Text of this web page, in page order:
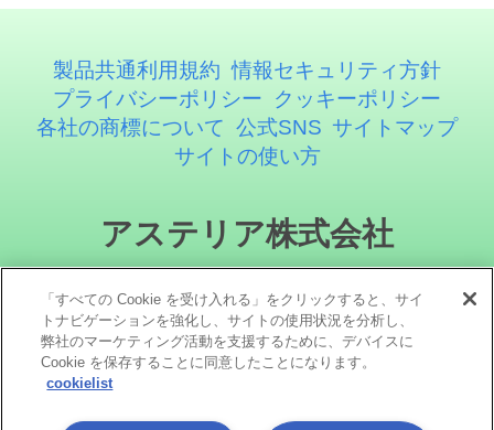
製品共通利用規約 情報セキュリティ方針
プライバシーポリシー
クッキーポリシー
各社の商標について 公式SNS サイトマップ
サイトの使い方
アステリア株式会社
「すべての Cookie を受け入れる」をクリックすると、サイ
トナビゲーションを強化し、サイトの使用状況を分析し、
弊社のマーケティング活動を支援するために、デバイスに
Cookie を保存することに同意したことになります。
cookielist